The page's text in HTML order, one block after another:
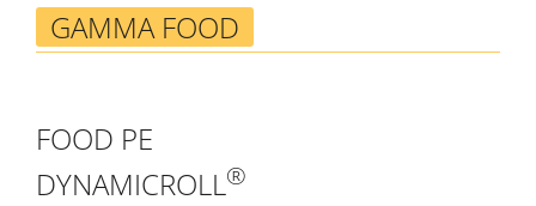
GAMMA FOOD
FOOD PE
DYNAMICROLL®